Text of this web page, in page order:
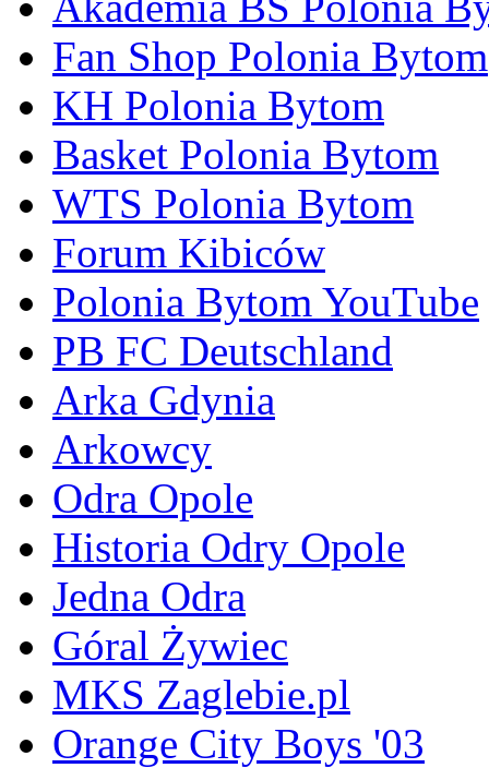
Fan Shop Polonia Bytom
KH Polonia Bytom
Basket Polonia Bytom
WTS Polonia Bytom
Forum Kibiców
Polonia Bytom YouTube
PB FC Deutschland
Arka Gdynia
Arkowcy
Odra Opole
Historia Odry Opole
Jedna Odra
Góral Żywiec
MKS Zaglebie.pl
Orange City Boys '03